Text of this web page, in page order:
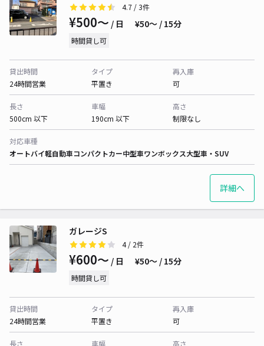
4.7 / 3件
¥500〜 / 日 ¥50〜 / 15分
時間貸し可
貸出時間
24時間営業
タイプ
平置き
再入庫
可
長さ
500cm 以下
車幅
190cm 以下
高さ
制限なし
対応車種
オートバイ軽自動車コンパクトカー中型車ワンボックス大型車・SUV
詳細へ
ガレージS
4/ 2件
¥600〜 / 日 ¥50〜 / 15分
時間貸し可
貸出時間
24時間営業
タイプ
平置き
再入庫
可
長さ
車幅
高さ